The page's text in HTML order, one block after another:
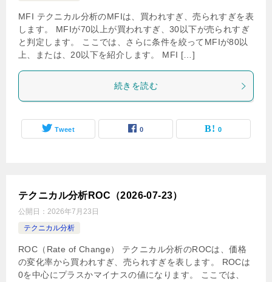
MFI テクニカル分析のMFIは、買われすぎ、売られすぎを表
します。 MFIが70以上が買われすぎ、30以下が売られすぎ
と判定します。 ここでは、さらに条件を絞ってMFIが80以
上、または、20以下を紹介します。 MFI […]
続きを読む
Tweet 0 0
テクニカル分析ROC（2026-07-23）
公開日： 2026年7月23日
テクニカル分析
ROC（Rate of Change） テクニカル分析のROCは、価格
の変化率から買われすぎ、売られすぎを表します。 ROCは
0を中心にプラスかマイナスの値になります。 ここでは、